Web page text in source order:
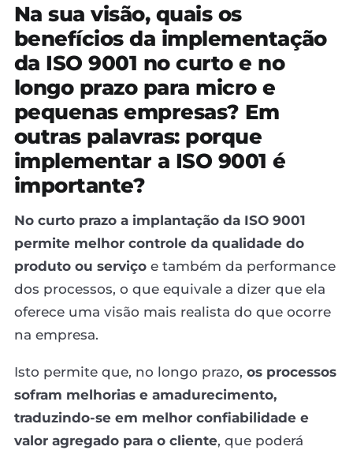
Na sua visão, quais os
benefícios da implementação
da ISO 9001 no curto e no
longo prazo para micro e
pequenas empresas? Em
outras palavras: porque
implementar a ISO 9001 é
importante?
No curto prazo a implantação da ISO 9001
permite melhor controle da qualidade do
produto ou serviço e também da performance
dos processos, o que equivale a dizer que ela
oferece uma visão mais realista do que ocorre
na empresa.
Isto permite que, no longo prazo, os processos
sofram melhorias e amadurecimento,
traduzindo-se em melhor confiabilidade e
valor agregado para o cliente, que poderá